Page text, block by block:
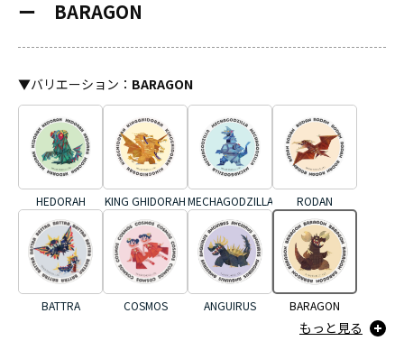
ー BARAGON
▼バリエーション ： BARAGON
HEDORAH KING GHIDORAHMECHAGODZILLA RODAN
BATTRA COSMOS ANGUIRUS BARAGON
もっと見る